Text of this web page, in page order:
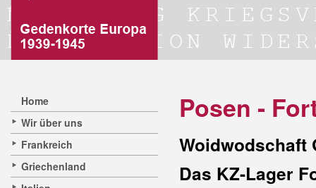
Home
Wir über uns
Frankreich
Griechenland
Posen -
Woidwodschaft
Das KZ-Lager